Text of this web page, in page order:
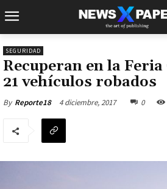
SEGURIDAD
Recuperan en la
21 vehículos robados
By Reporte18 4 diciembre, 2017 0